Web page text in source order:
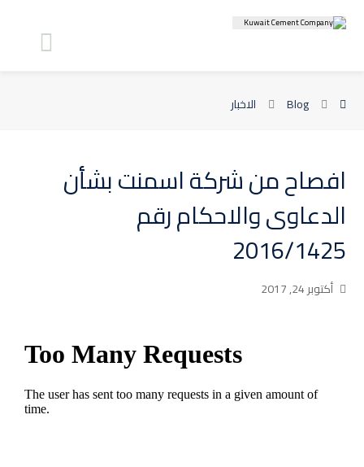
Blog الاخبار
افصاح من شركة اسمنت بشأن
الدعاوى والاحكام رقم
2016/1425
أكتوبر 24, 2017